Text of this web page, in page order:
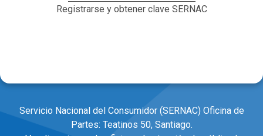
Registrarse y obtener clave SERNAC
Servicio Nacional del Consumidor (SERNAC) Oficina de
Partes: Teatinos 50, Santiago.